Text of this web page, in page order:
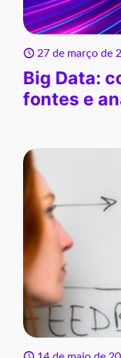
27 de março de
Big Data:
fontes e